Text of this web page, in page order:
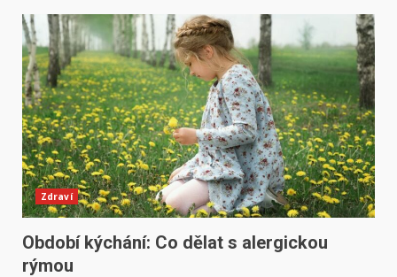
Zdraví
Období kýchání: Co dělat s alergickou
rýmou